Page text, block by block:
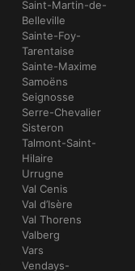
Saint-Martin-de-
Belleville
Sainte-Foy-
Tarentaise
Sainte-Maxime
Samoëns
Seignosse
Serre-Chevalier
Sisteron
Talmont-Saint-
Hilaire
Urrugne
Val Cenis
Val d’Isère
Val Thorens
Valberg
Vars
Vendays-